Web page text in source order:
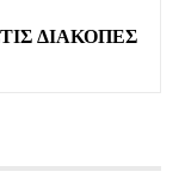
ΔΙΑΚΟΠΕΣ